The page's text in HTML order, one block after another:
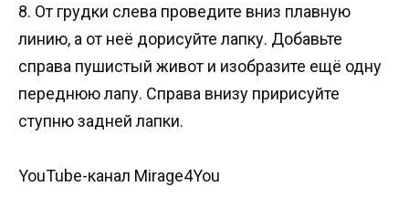
8. От грудки слева проведите вниз плавную
линию, а от неё дорисуйте лапку. Добавьте
справа пушистый живот и изобразите ещё одну
переднюю лапу. Справа внизу пририсуйте
ступню задней лапки.
YouTube-канал Mirage4You